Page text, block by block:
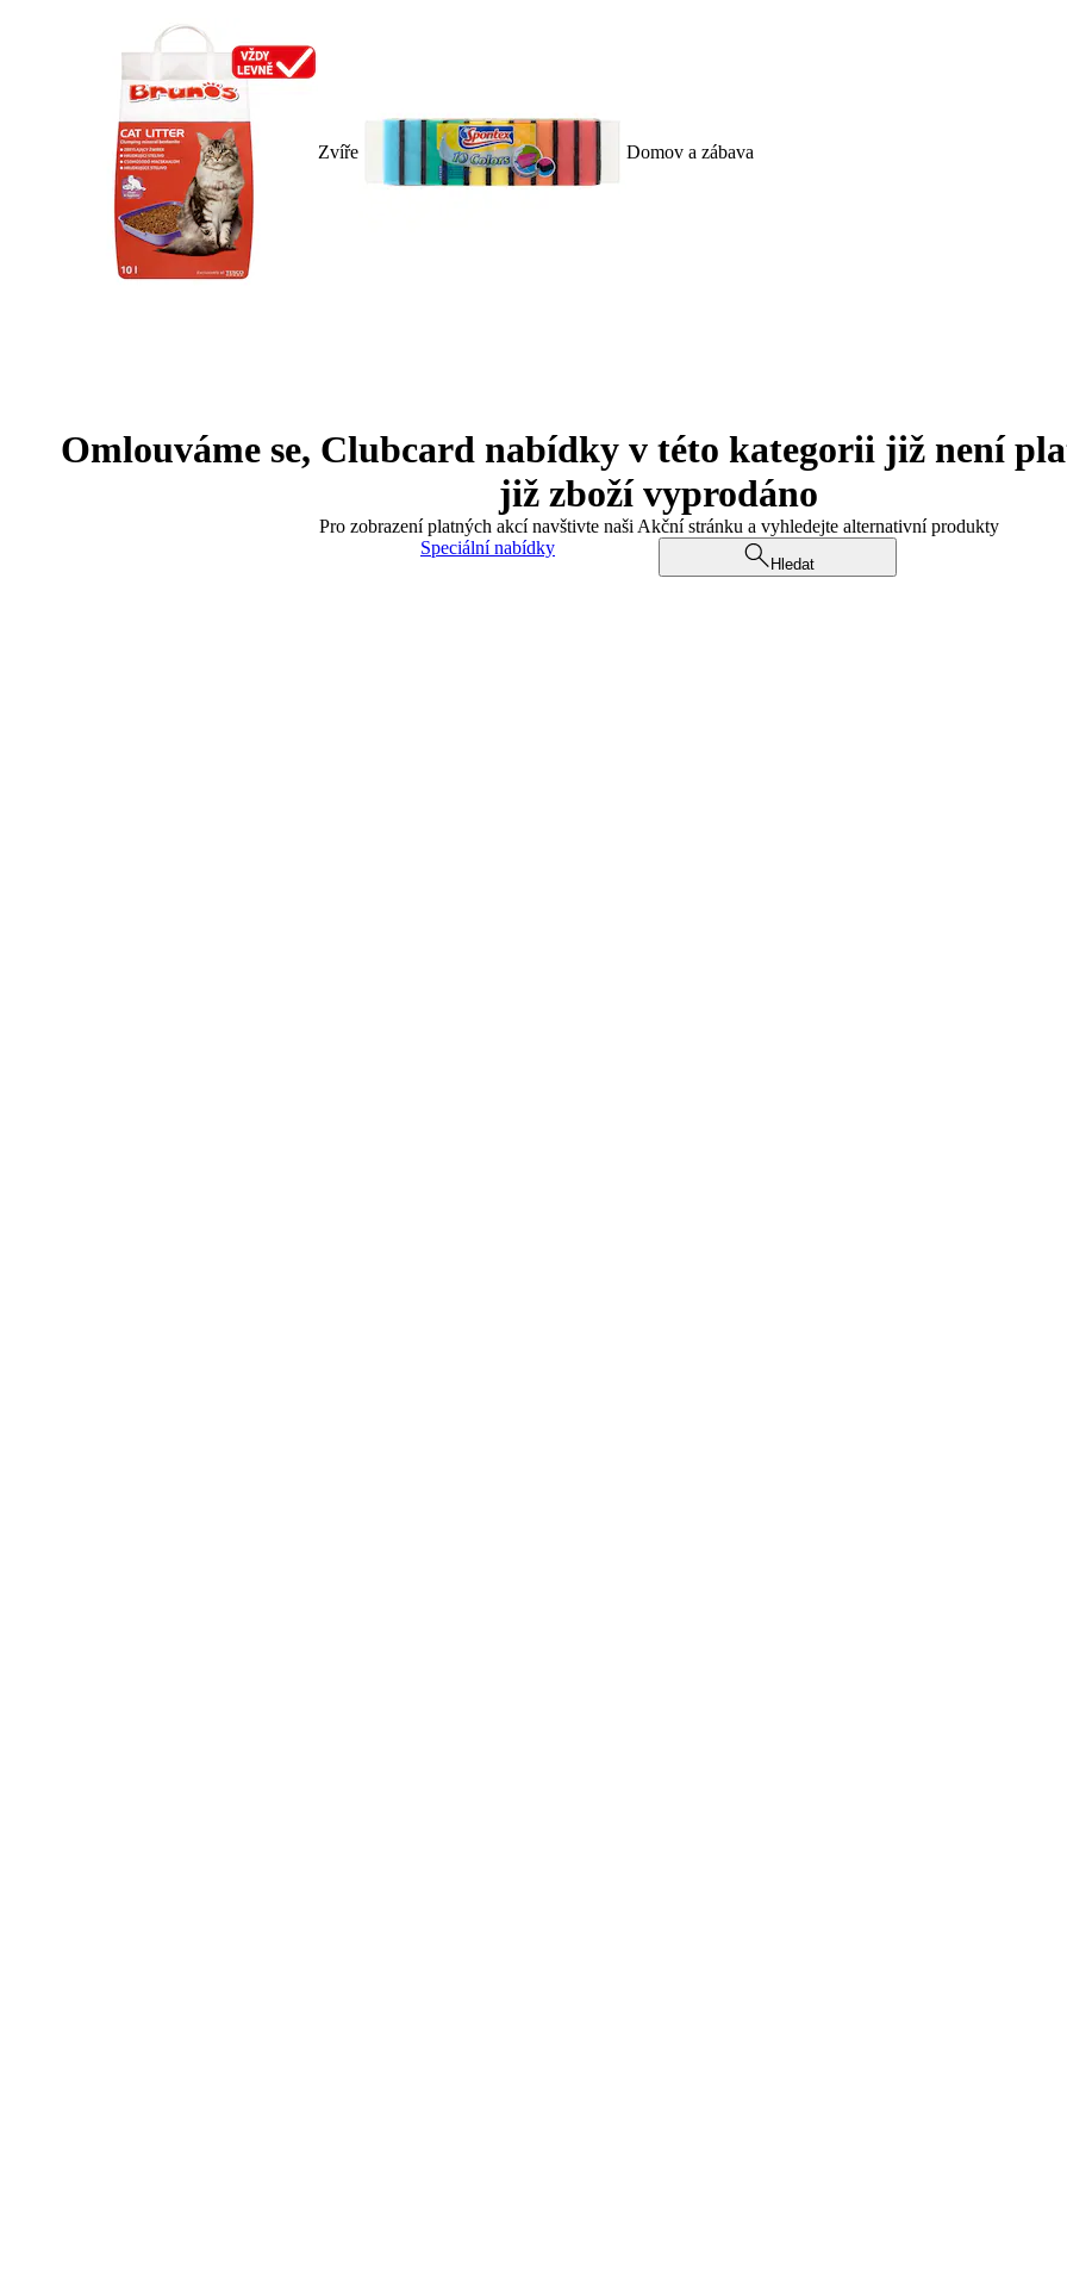
Zvíře Domov a zábava
Omlouváme se, Clubcard nabídky v této kategorii již není
již zboží vyprodáno
Pro zobrazení platných akcí navštivte naši Akční stránku a vyhledejte alternativní produkty
Speciální nabídky
Hledat